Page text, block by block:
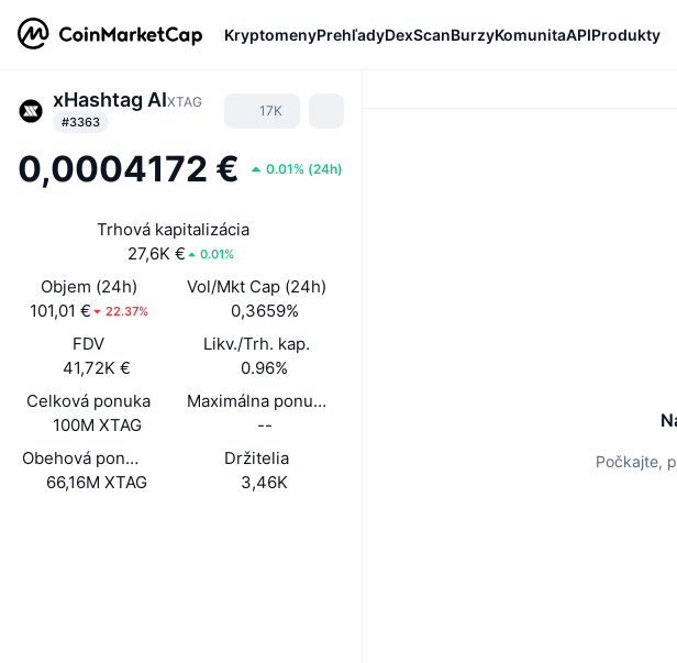
KryptomenyPrehľadyDexScanBurzyKomunitaAPIProdukty
xHashtag AIXTAG
#3363
17K
0,0004172 € 0.01% (24h)
Trhová kapitalizácia
27,6K €
0.01%
Objem (24h)
101,01 €
22.37%
Vol/Mkt Cap (24h)
0,3659%
FDV
41,72K €
Likv./Trh. kap.
0.96%
Celková ponuka
100M XTAG
Maximálna ponuka
--
Obehová ponuka
66,16M XTAG
Držitelia
3,46K
Počkajte,